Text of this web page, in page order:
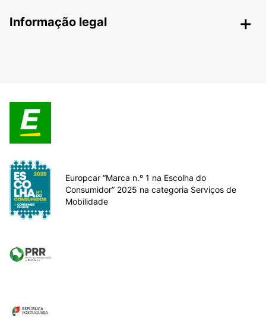
Informação legal
Europcar “Marca n.º 1 na Escolha do
Consumidor” 2025 na categoria Serviços de
Mobilidade